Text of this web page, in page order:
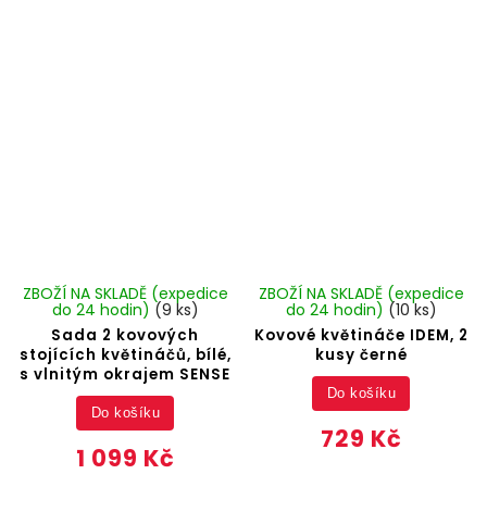
Sada 2 kovových
stojících květináčů, bílé,
s vlnitým okrajem SENSE
ZBOŽÍ NA SKLADĚ (expedice
do 24 hodin) (9 ks)
1 099 Kč
Do košíku
Kovové květináče IDEM, 2
kusy černé
ZBOŽÍ NA SKLADĚ (expedice
do 24 hodin) (10 ks)
729 Kč
Do košíku